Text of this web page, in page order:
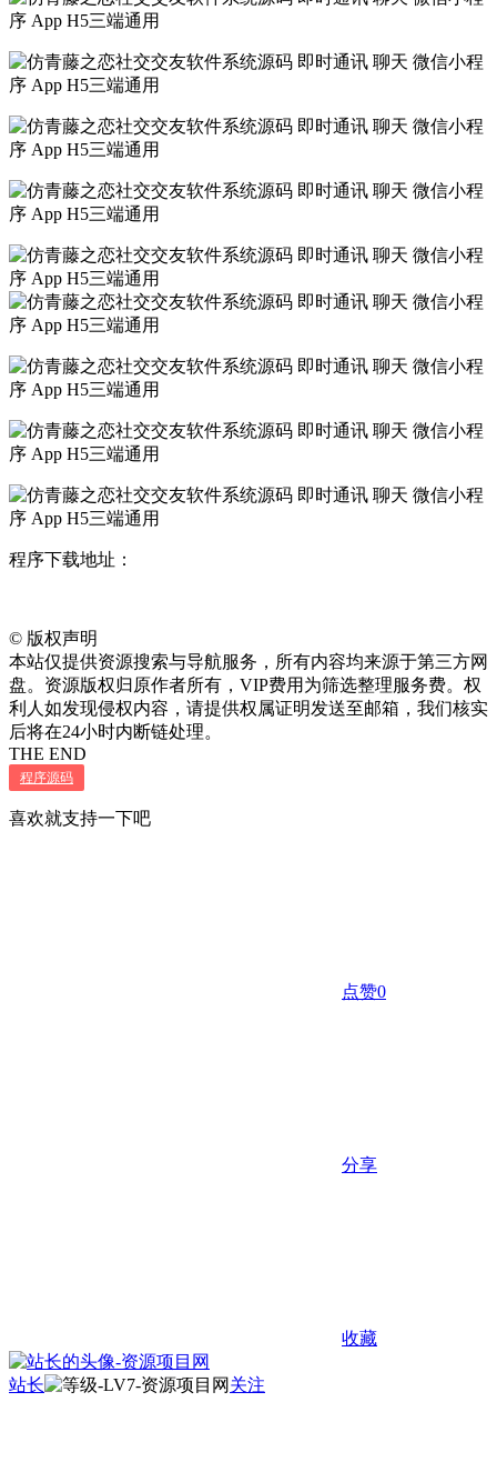
程序下载地址：
© 版权声明
本站仅提供资源搜索与导航服务，所有内容均来源于第三方网
盘。资源版权归原作者所有，VIP费用为筛选整理服务费。权
利人如发现侵权内容，请提供权属证明发送至邮箱，我们核实
后将在24小时内断链处理。
THE END
程序源码
喜欢就支持一下吧
点赞0
分享
收藏
站长 关注